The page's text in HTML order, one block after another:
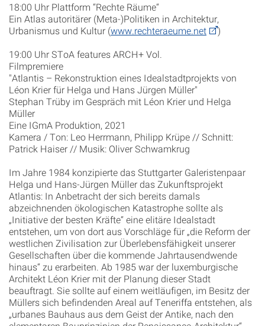
18:00 Uhr Plattform “Rechte Räume“
Ein Atlas autoritärer (Meta-)Politiken in Architektur,
Urbanismus und Kultur (www.rechteraeume.net
)
19:00 Uhr SToA features ARCH+ Vol.
Filmpremiere
"Atlantis – Rekonstruktion eines Idealstadtprojekts von
Léon Krier für Helga und Hans Jürgen Müller"
Stephan Trüby im Gespräch mit Léon Krier und Helga
Müller
Eine IGmA Produktion, 2021
Kamera / Ton: Leo Herrmann, Philipp Krüpe // Schnitt:
Patrick Haiser // Musik: Oliver Schwamkrug
Im Jahre 1984 konzipierte das Stuttgarter Galeristenpaar
Helga und Hans-Jürgen Müller das Zukunftsprojekt
Atlantis: In Anbetracht der sich bereits damals
abzeichnenden ökologischen Katastrophe sollte als
„Initiative der besten Kräfte“ eine elitäre Idealstadt
entstehen, um von dort aus Vorschläge für „die Reform der
westlichen Zivilisation zur Überlebensfähigkeit unserer
Gesellschaften über die kommende Jahrtausendwende
hinaus“ zu erarbeiten. Ab 1985 war der luxemburgische
Architekt Léon Krier mit der Planung dieser Stadt
beauftragt. Sie sollte auf einem weitläufigen, im Besitz der
Müllers sich befindenden Areal auf Teneriffa entstehen, als
„urbanes Bauhaus aus dem Geist der Antike, nach den